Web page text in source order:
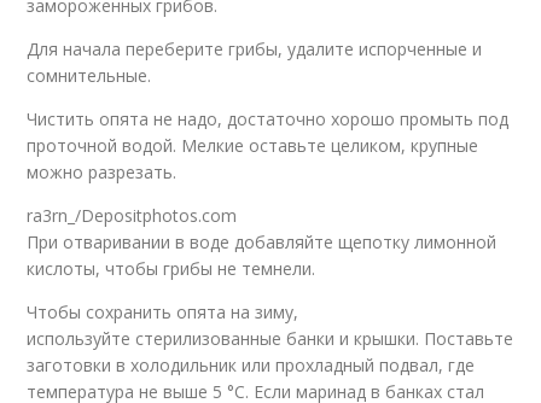
замороженных грибов.
Для начала переберите грибы, удалите испорченные и
сомнительные.
Чистить опята не надо, достаточно хорошо промыть под
проточной водой. Мелкие оставьте целиком, крупные
можно разрезать.
ra3rn_/Depositphotos.com
При отваривании в воде добавляйте щепотку лимонной
кислоты, чтобы грибы не темнели.
Чтобы сохранить опята на зиму,
используйте стерилизованные банки и крышки. Поставьте
заготовки в холодильник или прохладный подвал, где
температура не выше 5 °С. Если маринад в банках стал